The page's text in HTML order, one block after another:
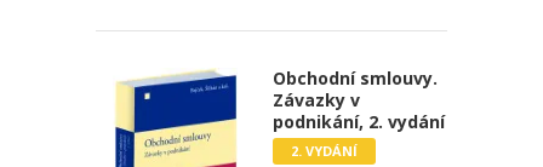
Obchodní smlouvy.
Závazky v
podnikání, 2. vydání
2. VYDÁNÍ